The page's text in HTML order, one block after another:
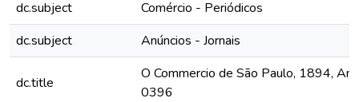
dc.subject
Comércio - Periódicos
dc.subject
Anúncios - Jornais
dc.title
O Commercio de São Paulo, 1894,
0396